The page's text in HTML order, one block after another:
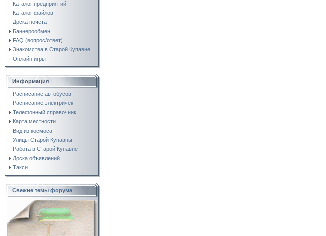
Каталог предприятий
Каталог файлов
Доска почета
Баннерообмен
FAQ (вопрос/ответ)
Знакомства в Старой Купавне
Онлайн игры
Информация
Расписание автобусов
Расписание электричек
Телефонный справочник
Карта местности
Вид из космоса
Улицы Старой Купавны
Работа в Старой Купавне
Доска объявлений
Такси
Свежие темы форума